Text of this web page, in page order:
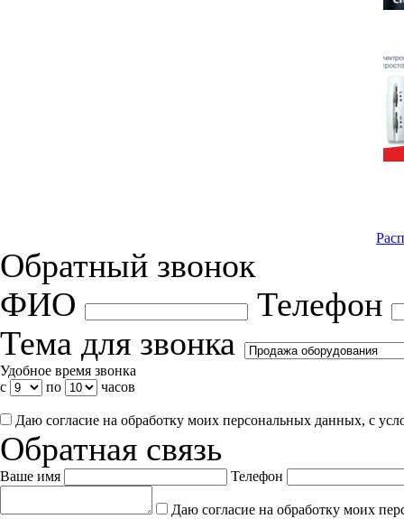
Обратный звонок
ФИО
Телефон
Тема для звонка
Удобное время звонка
с
по часов
Даю согласие на обработку моих персональных данных, с
Обратная связь
Ваше имя Телефон
Даю согласие на обработку моих